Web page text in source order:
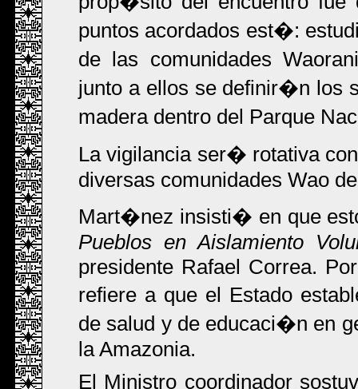
puntos acordados est�:
de las comunidades
junto a ellos se definir�n los
madera dentro del Parque
La vigilancia ser� rotativa
diversas comunidades Wao
Mart�nez insisti� en que
Pueblos en Aislamiento
presidente Rafael Correa.
refiere a que el Estado
de salud y de educaci�n en
la Amazonia.
El Ministro coordinador